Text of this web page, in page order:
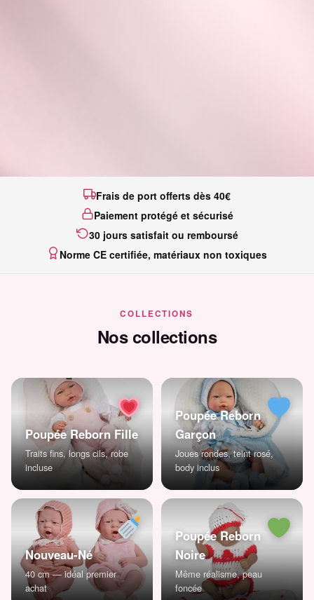
Frais de port offerts dès 40€
Paiement protégé et sécurisé
30 jours satisfait ou remboursé
Norme CE certifiée, matériaux non toxiques
COLLECTIONS
Nos collections
Poupée Reborn Fille
Traits fins, longs cils, robe
incluse
Poupée Reborn
Garçon
Joues rondes, teint rosé,
body inclus
Nouveau-Né
40 cm — idéal premier
achat
Poupée Reborn
Noire
Même réalisme, peau
foncée